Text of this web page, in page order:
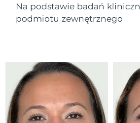
Na podstawie badań
podmiotu zewnętrznego
Irlandia
Wyspa Man